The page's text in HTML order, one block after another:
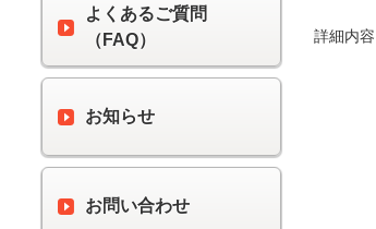
詳細内
よくあるご質問
（FAQ）
お知らせ
お問い合わせ